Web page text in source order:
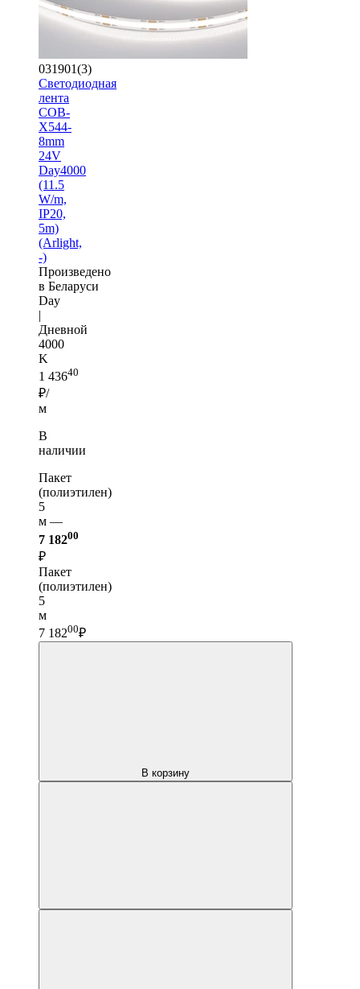
031901(3)
Светодиодная
лента
COB-
X544-
8mm
24V
Day4000
(11.5
W/m,
IP20,
5m)
(Arlight,
-)
Произведено
в Беларуси
Day
|
Дневной
4000
K
1 43640
₽/
м
В
наличии
Пакет
(полиэтилен)
5
м —
7 18200
₽
Пакет
(полиэтилен)
5
м
7 18200₽
В корзину